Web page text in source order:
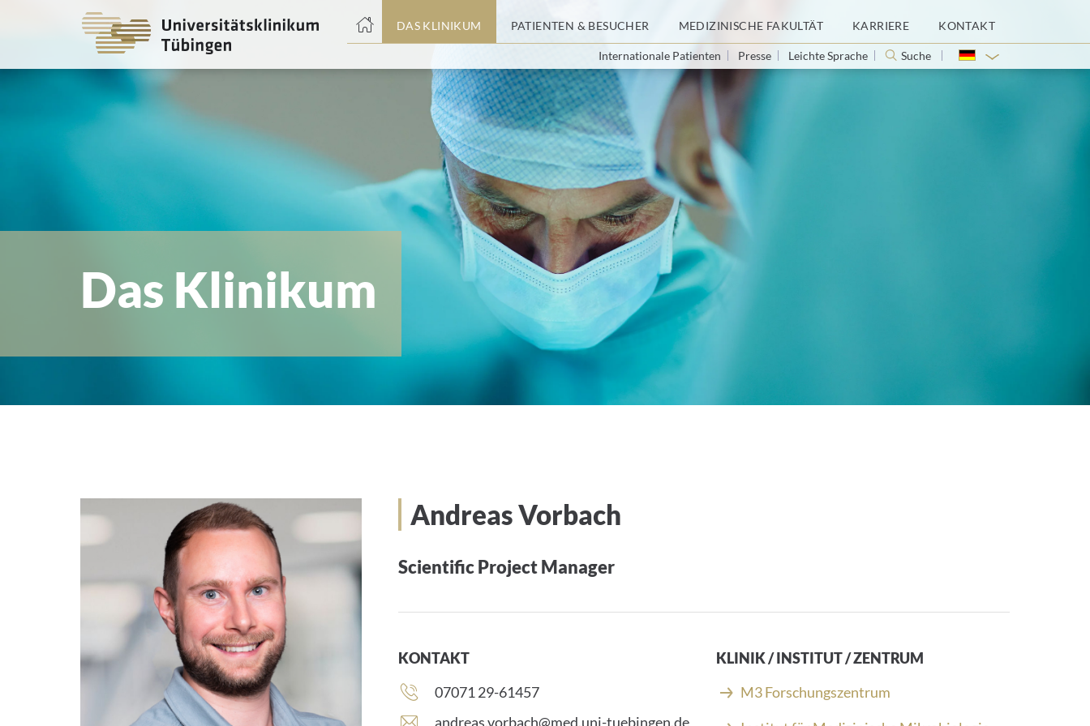
DAS KLINIKUM PATIENTEN & BESUCHER MEDIZINISCHE FAKULTÄT KARRIERE KONTAKT
Internationale Patienten Presse Leichte Sprache Suche
Das Klinikum
Andreas Vorbach
Scientific Project Manager
KONTAKT
Telefonnummer:
07071 29-61457
E
andreas.vorbach@med.uni-tuebingen.de
KLINIK / INSTITUT / ZENTRUM
M3 Forschungszentrum